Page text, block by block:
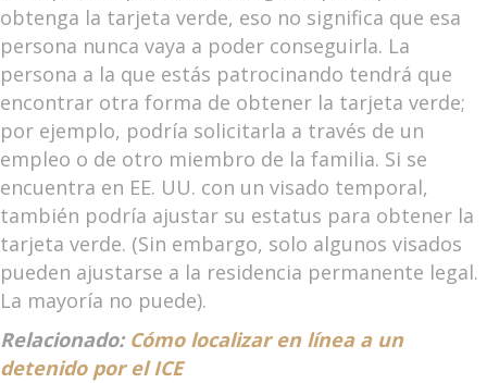
obtenga la tarjeta verde, eso no significa que esa
persona nunca vaya a poder conseguirla. La
persona a la que estás patrocinando tendrá que
encontrar otra forma de obtener la tarjeta verde;
por ejemplo, podría solicitarla a través de un
empleo o de otro miembro de la familia. Si se
encuentra en EE. UU. con un visado temporal,
también podría ajustar su estatus para obtener la
tarjeta verde. (Sin embargo, solo algunos visados
pueden ajustarse a la residencia permanente legal.
La mayoría no puede).
Relacionado: Cómo localizar en línea a un
detenido por el ICE